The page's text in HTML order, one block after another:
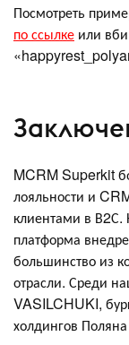
Посмотреть
по ссылке или
MCRM Superkit
лояльности и
клиентами в
платформа
большинство из
отрасли. Среди
VASILCHUKI,
холдингов